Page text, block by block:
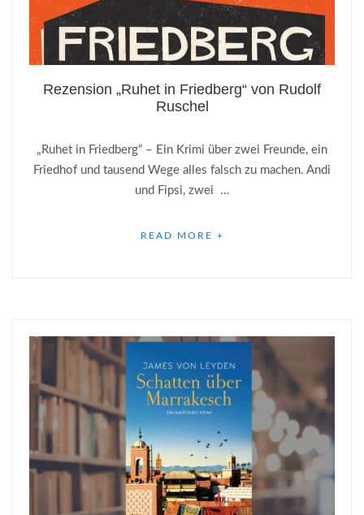
Rezension „Ruhet in Friedberg“ von Rudolf
Ruschel
„Ruhet in Friedberg“ – Ein Krimi über zwei Freunde, ein
Friedhof und tausend Wege alles falsch zu machen. Andi
und Fipsi, zwei ...
READ MORE +